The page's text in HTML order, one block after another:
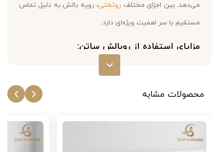
می‌دهد. بین اجزای مختلف روتختی، رویه بالش به دلیل تماس
مستقیم با سر اهمیت ویژه‌ای دارد.
مزایای استفاده از روبالش ساتن:
پوست و مو دارد و خوابی راحت برای شما به ارمغان
می‌آورد. پارچه لطیف این محصول به کوتیکول مو
آسیب نمی‌رساند و از وز شدن موها جلوگیری می‌کند.
به همین دلیل برای افرادی با موی فر مناسب است.
محصولات مشابه